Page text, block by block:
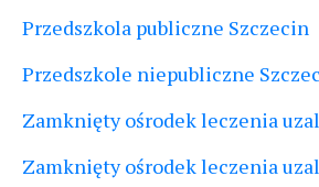
Przedszkola publiczne Szczecin
Przedszkole niepubliczne
Zamknięty ośrodek leczenia
Zamknięty ośrodek leczenia